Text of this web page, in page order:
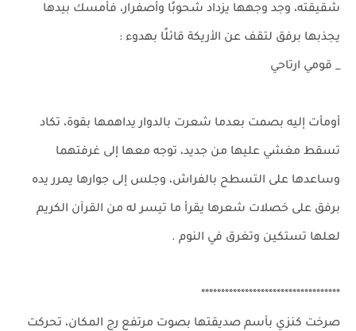
شقيقته، وجد وجهها يزداد شحوبًا وأصفرار، فأمسك بيدها
يجذبها برفق لتقف عن الأريكة قائلًا بهدوء :
_ قومي ارتاحي
أومأت إليه بصمت بعدما شعرت بالدوار يداهمها بقوة، تكاد
تسقط مغشي عليها من جديد، توجه معها إلى غرفتهما
وساعدها على التسطح بالفراش، وجلس إلى جوارها يمرر يده
برفق على خصلات شعرها يقرأ ما تيسر له من القرآن الكريم
لعلها تستكين وتغرق في النوم .
***********************************
صرخت كنزي بأسم صديقتها بصوت مرتفع رج المكان، تحركت